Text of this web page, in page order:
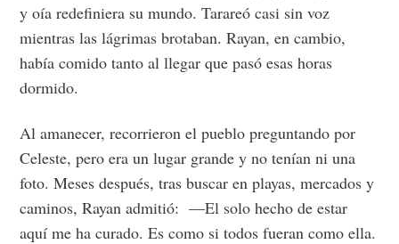
y oía redefiniera su mundo. Tarareó casi sin voz
mientras las lágrimas brotaban. Rayan, en cambio,
había comido tanto al llegar que pasó esas horas
dormido.
Al amanecer, recorrieron el pueblo preguntando por
Celeste, pero era un lugar grande y no tenían ni una
foto. Meses después, tras buscar en playas, mercados y
caminos, Rayan admitió: —El solo hecho de estar
aquí me ha curado. Es como si todos fueran como ella.